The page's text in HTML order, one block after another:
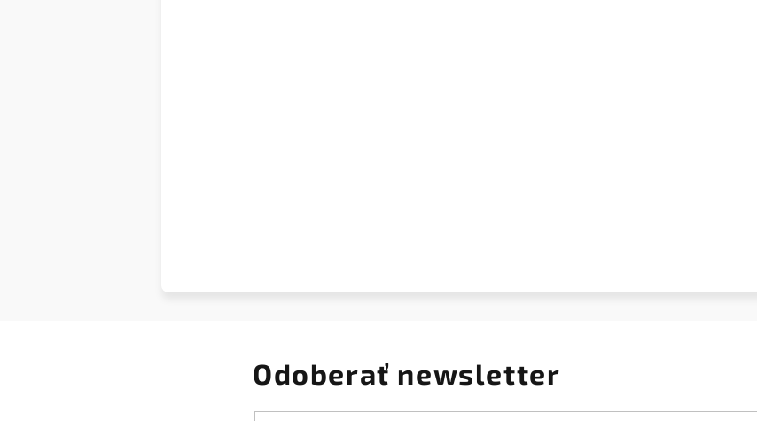
Odoberať newsletter